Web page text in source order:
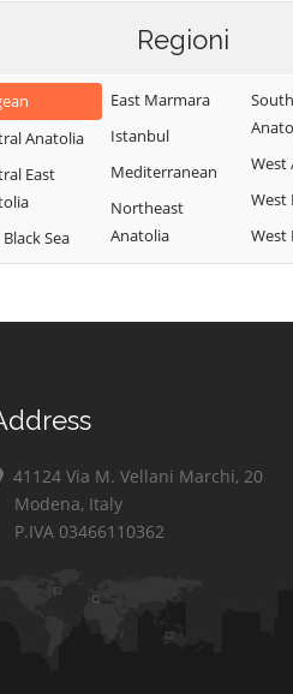
Regioni
Anatolia
East
Black Sea
East Marmara
Istanbul
Mediterranean
Northeast
Anatolia
West
West
West
41124 Via M. Vellani Marchi, 20
Modena, Italy
P.IVA 03466110362